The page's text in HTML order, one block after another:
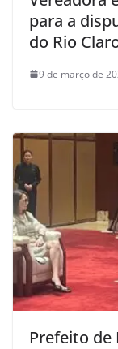
para a
do Rio
9 de março de
Prefeito